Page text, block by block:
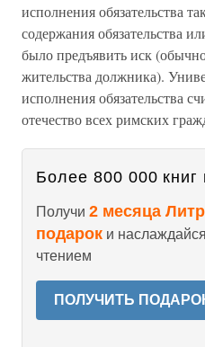
исполнения обязательства
содержания обязательства
было предъявить иск
жительства должника).
исполнения обязательства
отечество всех римских
Более 800 000 книг
Получи 2 месяца
подарок и
чтением
ПОЛУЧИТЬ